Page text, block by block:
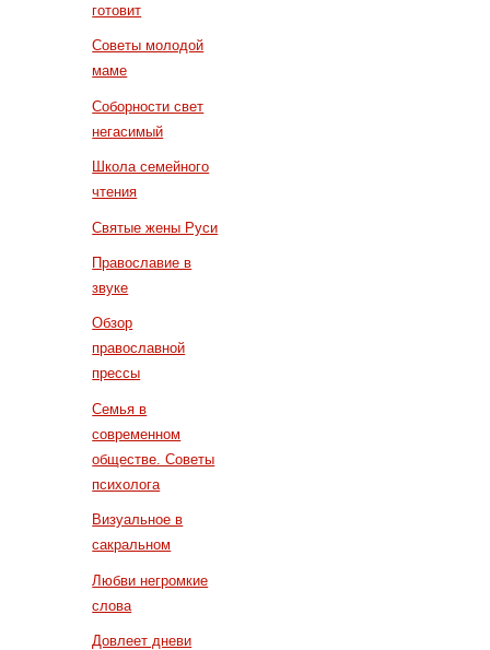
готовит
Советы молодой
маме
Соборности свет
негасимый
Школа семейного
чтения
Святые жены Руси
Православие в
звуке
Обзор
православной
прессы
Семья в
современном
обществе. Советы
психолога
Визуальное в
сакральном
Любви негромкие
слова
Довлеет дневи